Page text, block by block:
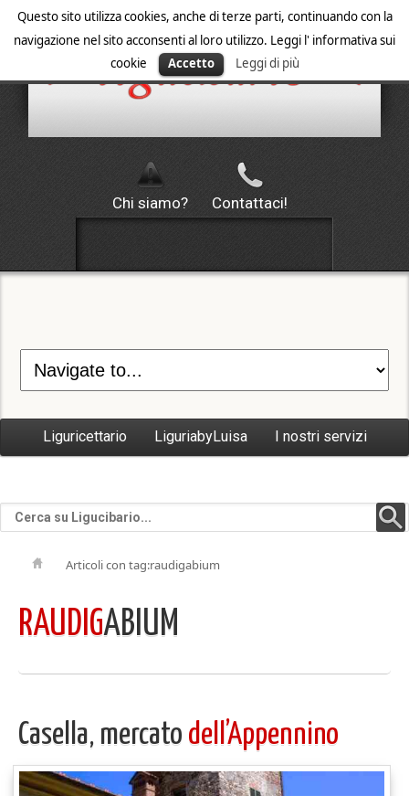
Questo sito utilizza cookies, anche di terze parti, continuando con la
navigazione nel sito acconsenti al loro utilizzo. Leggi l' informativa sui
cookie
Accetto Leggi di più
Chi siamo? Contattaci!
Liguricettario LiguriabyLuisa I nostri servizi
Articoli con tag:raudigabium
RAUDIGABIUM
Casella, mercato dell’Appennino